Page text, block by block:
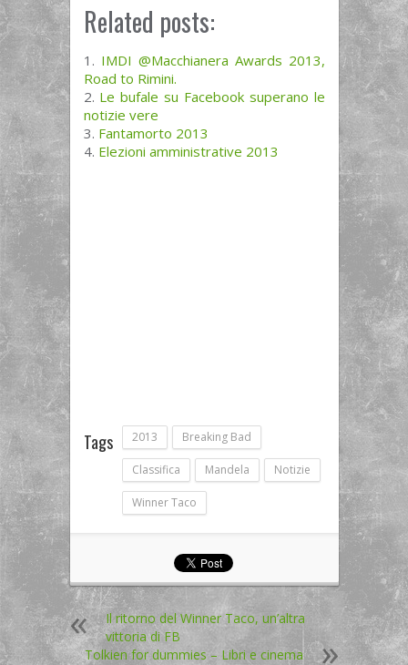
Related posts:
IMDI @Macchianera Awards 2013,
Road to Rimini.
Le bufale su Facebook superano le
notizie vere
Fantamorto 2013
Elezioni amministrative 2013
Tags 2013 Breaking Bad
Classifica Mandela Notizie
Winner Taco
Il ritorno del Winner Taco, un’altra
vittoria di FB
Tolkien for dummies – Libri e cinema